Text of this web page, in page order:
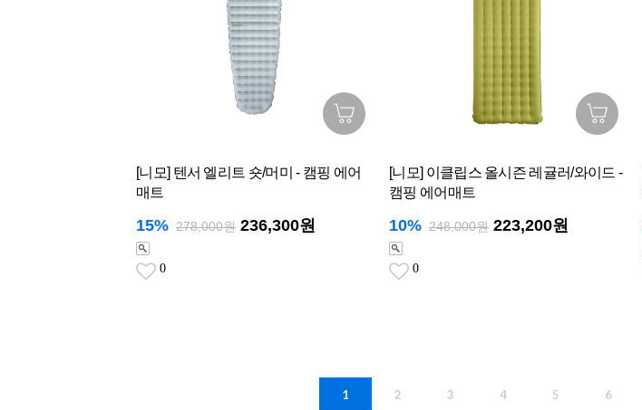
[니모] 텐서 엘리트 숏/머미 - 캠핑 에어
매트
15% 278,000원 236,300원
0
[니모] 이클립스 올시즌 레귤러/와이드 -
캠핑 에어매트
10% 248,000원 223,200원
0
1 2 3 4 5 6